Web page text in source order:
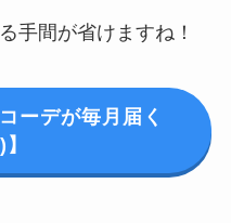
手間が省けますね！
ーデが毎月届く